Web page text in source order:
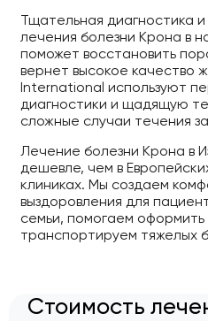
Тщательная диагностика
лечения болезни Крона в
поможет восстановить
вернет высокое качество
International используют
диагностики и щадящую
сложные случаи течения
Лечение болезни Крона в
дешевле, чем в
клиниках. Мы создаем
выздоровления для
семьи, помогаем
транспортируем тяжелых
Стоимость